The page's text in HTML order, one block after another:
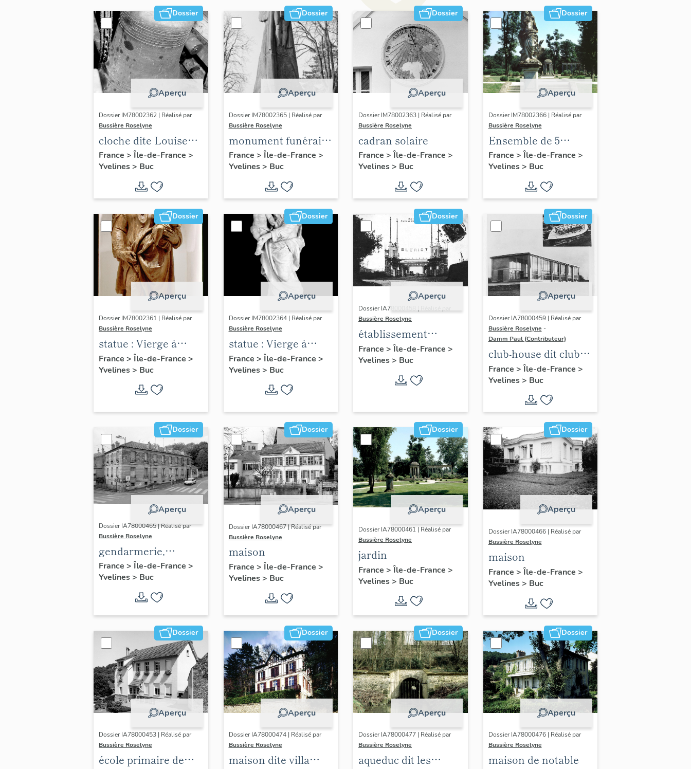
Dossier
Aperçu
Dossier IM78002362 | Réalisé par
Bussière Roselyne
cloche dite Louise
Auguste Adélaïde
France > Île-de-France >
Yvelines> Buc
Dossier
Aperçu
Dossier IM78002365 | Réalisé par
Bussière Roselyne
monument funéraire
de Jean Casale
France > Île-de-France >
Yvelines> Buc
Dossier
Aperçu
Dossier IM78002363 | Réalisé par
Bussière Roselyne
cadran solaire
France > Île-de-France >
Yvelines> Buc
Dossier
Aperçu
Dossier IM78002366 | Réalisé par
Bussière Roselyne
Ensemble de 5
statues
France > Île-de-France >
Yvelines> Buc
Dossier
Aperçu
Dossier IM78002361 | Réalisé par
Bussière Roselyne
statue : Vierge à
l'Enfant (n°2)
France > Île-de-France >
Yvelines> Buc
Dossier
Aperçu
Dossier IM78002364 | Réalisé par
Bussière Roselyne
statue : Vierge à
l'Enfant (n°1)
France > Île-de-France >
Yvelines> Buc
Dossier
Aperçu
Dossier IA78000458 | Réalisé par
Bussière Roselyne
établissement
aéronautique dit
aéroparc Louis-
France > Île-de-France >
Yvelines> Buc
Dossier
Aperçu
Dossier IA78000459 | Réalisé par
Bussière Roselyne -
Damm Paul (Contributeur)
club-house dit club
Roland Garros
France > Île-de-France >
Yvelines> Buc
Dossier
Aperçu
Dossier IA78000465 | Réalisé par
Bussière Roselyne
gendarmerie,
actuellement
immeuble
France > Île-de-France >
Yvelines> Buc
Dossier
Aperçu
Dossier IA78000467 | Réalisé par
Bussière Roselyne
maison
France > Île-de-France >
Yvelines> Buc
Dossier
Aperçu
Dossier IA78000461 | Réalisé par
Bussière Roselyne
jardin
France > Île-de-France >
Yvelines> Buc
Dossier
Aperçu
Dossier IA78000466 | Réalisé par
Bussière Roselyne
maison
France > Île-de-France >
Yvelines> Buc
Dossier
Aperçu
Dossier IA78000453 | Réalisé par
Bussière Roselyne
école primaire de
Dossier
Aperçu
Dossier IA78000474 | Réalisé par
Bussière Roselyne
maison dite villa
Dossier
Aperçu
Dossier IA78000477 | Réalisé par
Bussière Roselyne
aqueduc dit les
Dossier
Aperçu
Dossier IA78000476 | Réalisé par
Bussière Roselyne
maison de notable